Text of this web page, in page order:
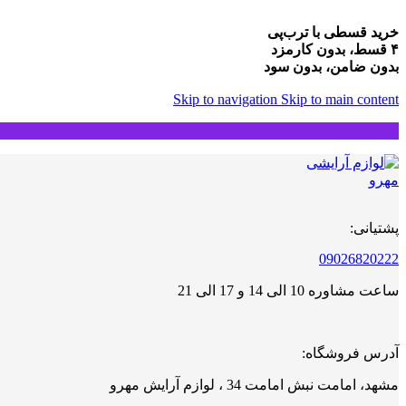
خرید قسطی با ترب‌پی
۴ قسط، بدون کارمزد
بدون ضامن، بدون سود
Skip to navigation Skip to main content
پشتیانی:
09026820222
ساعت مشاوره 10 الی 14 و 17 الی 21
آدرس فروشگاه:
مشهد، امامت نبش امامت 34 ، لوازم آرایش مهرو